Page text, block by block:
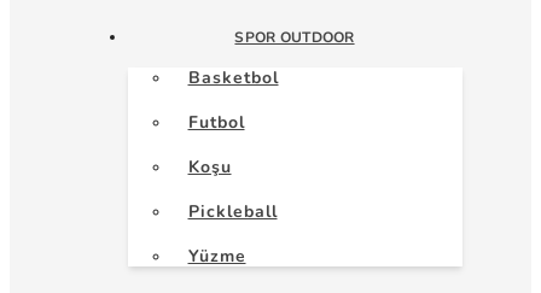
SPOR OUTDOOR
Basketbol
Futbol
Koşu
Pickleball
Yüzme